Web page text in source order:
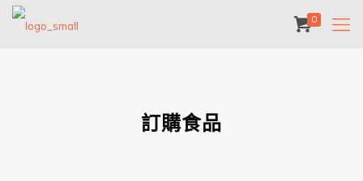
0
訂購食品